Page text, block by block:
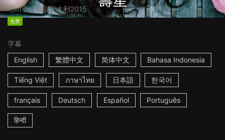
16m德国/义大利2015
免费
字幕
English
繁體中文 简体中文 Bahasa Indonesia
Tiếng Việt ภาษาไทย 日本語 한국어
français Deutsch Español Português
हिन्दी